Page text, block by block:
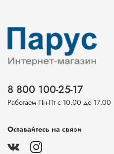
8 800 100-25-17
Работаем Пн-Пт с 10.00 до 17.00
Оставайтесь на связи